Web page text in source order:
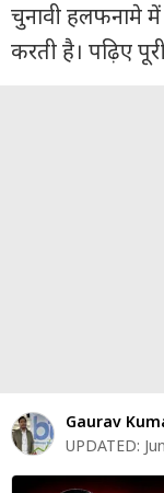
ट्रेंडिंग
बिजनेस
शेयर
बाज़ार
चुनावी हलफनामे
करती है। पढ़िए
Gaurav
UPDATED: